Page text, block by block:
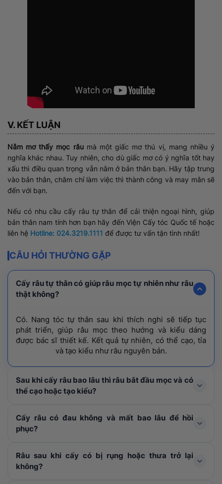
V. KẾT LUẬN
Nằm mơ thấy mọc râumà một giấc mơ thú vị, mang nhiều ý
nghĩa khác nhau. Tuy nhiên, cho dù giấc mơ có ý nghĩa tốt hay
xấu thì điều quan trọng vẫn nằm ở bản thân bạn. Hãy tập trung
vào bản thân, chăm chỉ làm việc thì thành công và may mắn sẽ
đến với bạn.
Nếu có nhu cầu cấy râu tự thân để cải thiện ngoại hình, giúp
bản thân nam tính hơn bạn hãy đến Viện Cấy tóc Quốc tế hoặc
liên hệ Hotline: 024.3219.1111 để được tư vấn tận tình nhất!
CÂU HỎI THƯỜNG GẶP
Cấy râu tự thân có giúp râu mọc tự nhiên như râu
thật không?
Có. Nang tóc tự thân sau khi thích nghi sẽ tiếp tục
phát triển, giúp râu mọc theo hướng và kiểu dáng
được bác sĩ thiết kế. Kết quả tự nhiên, có thể cạo, tỉa
và tạo kiểu như râu nguyên bản.
Sau khi cấy râu bao lâu thì râu bắt đầu mọc và có
thể cạo hoặc tạo kiểu?
Râu sẽ bắt đầu mọc ổn định theo phom dáng sau 3–4
tháng. Kết quả hoàn thiện sau 6-9 tháng. Chú ý không
da. Sau 1 tháng có thể cạo râu bình thường.
Cấy râu có đau không và mất bao lâu để hồi
phục?
Nhờ được gây tê tại chỗ nên quá trình thực hiện sẽ
không đau. Sau thủ thuật có thể hơi đỏ và ê nhẹ trong
Râu sau khi cấy có bị rụng hoặc thưa trở lại
không?